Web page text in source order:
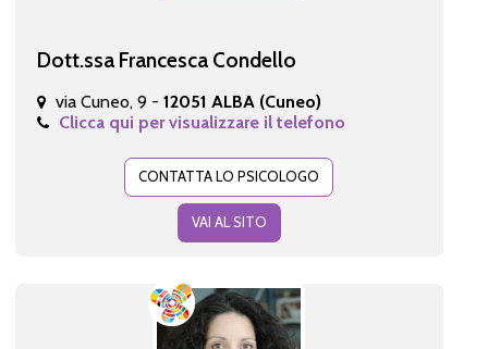
Dott.ssa Francesca Condello
via Cuneo, 9 - 12051 ALBA (Cuneo)
Clicca qui per visualizzare il telefono
CONTATTA LO PSICOLOGO
VAI AL SITO